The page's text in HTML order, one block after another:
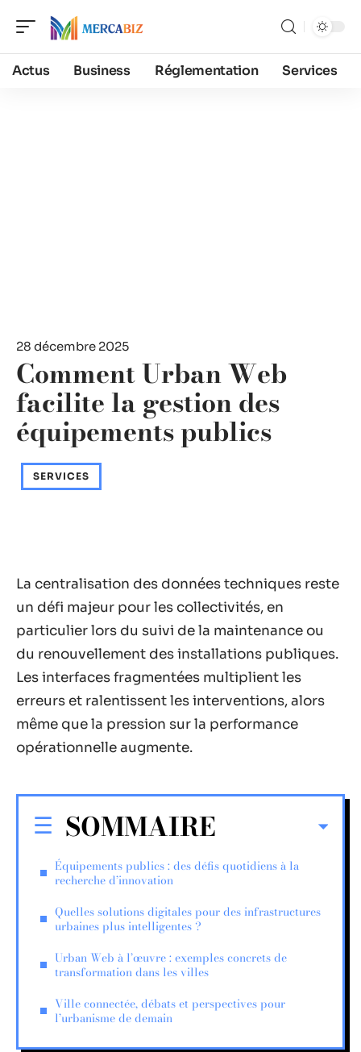
Actus Business Réglementation Services
28 décembre 2025
Comment Urban Web
facilite la gestion des
équipements publics
SERVICES
La centralisation des données techniques reste
un défi majeur pour les collectivités, en
particulier lors du suivi de la maintenance ou
du renouvellement des installations publiques.
Les interfaces fragmentées multiplient les
erreurs et ralentissent les interventions, alors
même que la pression sur la performance
opérationnelle augmente.
SOMMAIRE
Équipements publics : des défis quotidiens à la
recherche d’innovation
Quelles solutions digitales pour des infrastructures
urbaines plus intelligentes ?
Urban Web à l’œuvre : exemples concrets de
transformation dans les villes
Ville connectée, débats et perspectives pour
l’urbanisme de demain